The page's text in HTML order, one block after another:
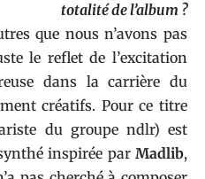
totalité de l’album ?
que nous n’avons pas
le reflet de l’excitation
dans la carrière du
créatifs. Pour ce titre
du groupe ndlr) est
inspirée par Madlib,